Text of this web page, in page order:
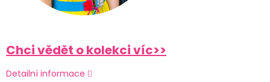
Chci vědět o kolekci víc>>
Detailní informace